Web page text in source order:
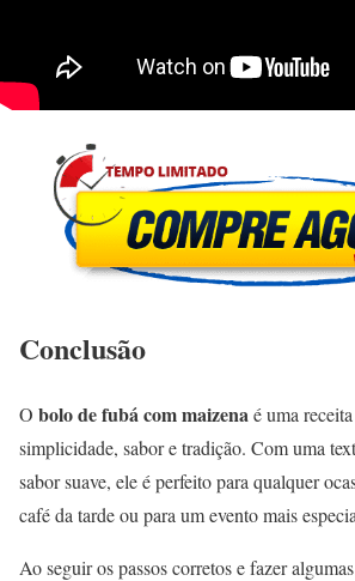
Conclusão
O bolo de fubá com maizena é uma
simplicidade, sabor e tradição. Com uma
sabor suave, ele é perfeito para qualquer
café da tarde ou para um evento mais
Ao seguir os passos corretos e fazer